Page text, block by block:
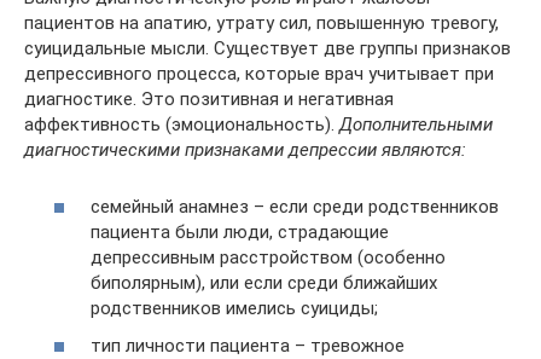
пациентов на апатию, утрату сил, повышенную тревогу,
суицидальные мысли. Существует две группы признаков
депрессивного процесса, которые врач учитывает при
диагностике. Это позитивная и негативная
аффективность (эмоциональность).Дополнительными
диагностическими признаками депрессии являются:
семейный анамнез – если среди родственников
пациента были люди, страдающие
депрессивным расстройством (особенно
биполярным), или если среди ближайших
родственников имелись суициды;
тип личности пациента – тревожное